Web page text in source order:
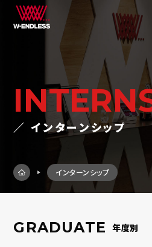
／ インターンシップ
インターンシップ
GRADUATE 年度別